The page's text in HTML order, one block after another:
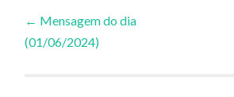
Navegação
de
← Mensagem do dia
(01/06/2024)